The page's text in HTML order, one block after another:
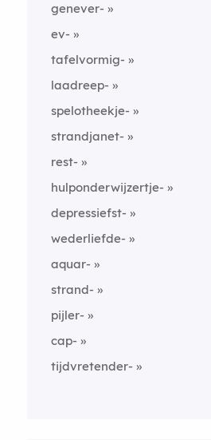
genever-
ev-
tafelvormig-
laadreep-
spelotheekje-
strandjanet-
rest-
hulponderwijzertje-
depressiefst-
wederliefde-
aquar-
strand-
pijler-
cap-
tijdvretender-